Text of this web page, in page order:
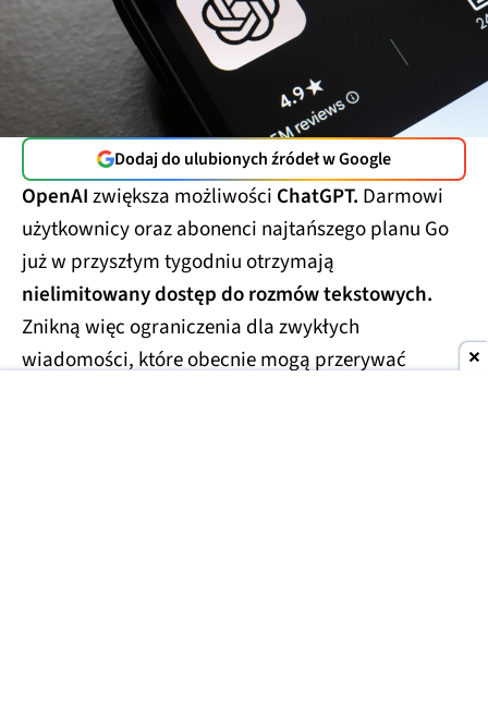
Dodaj do ulubionych źródeł w Google
OpenAIzwiększa możliwości ChatGPT. Darmowi
użytkownicy oraz abonenci najtańszego planu Go
już w przyszłym tygodniu otrzymają
nielimitowany dostęp do rozmów tekstowych.
Znikną więc ograniczenia dla zwykłych
wiadomości, które obecnie mogą przerywać